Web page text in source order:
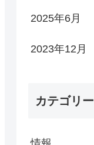
2025年6月
2023年12月
カテゴリー